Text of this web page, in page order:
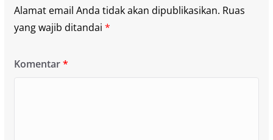
Alamat email Anda tidak akan dipublikasikan. Ruas
yang wajib ditandai *
Komentar*